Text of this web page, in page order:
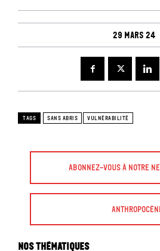
29 mars 24
TAGS SANS ABRIS VULNÉRABILITÉ
Abonnez-vous à Notre
Nos thématiques